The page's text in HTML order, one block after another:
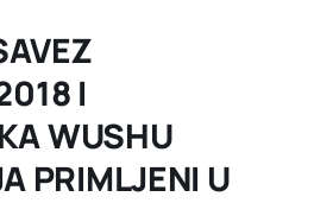
I
WUSHU
PRIMLJENI U